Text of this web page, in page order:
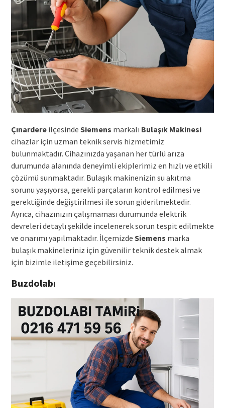
Çınardereilçesinde Siemens markalı Bulaşık Makinesi
cihazlar için uzman teknik servis hizmetimiz
bulunmaktadır. Cihazınızda yaşanan her türlü arıza
durumunda alanında deneyimli ekiplerimiz en hızlı ve etkili
çözümü sunmaktadır. Bulaşık makinenizin su akıtma
sorunu yaşıyorsa, gerekli parçaların kontrol edilmesi ve
gerektiğinde değiştirilmesi ile sorun giderilmektedir.
Ayrıca, cihazınızın çalışmaması durumunda elektrik
devreleri detaylı şekilde incelenerek sorun tespit edilmekte
ve onarımı yapılmaktadır. İlçemizde Siemens marka
bulaşık makineleriniz için güvenilir teknik destek almak
için bizimle iletişime geçebilirsiniz.
Buzdolabı